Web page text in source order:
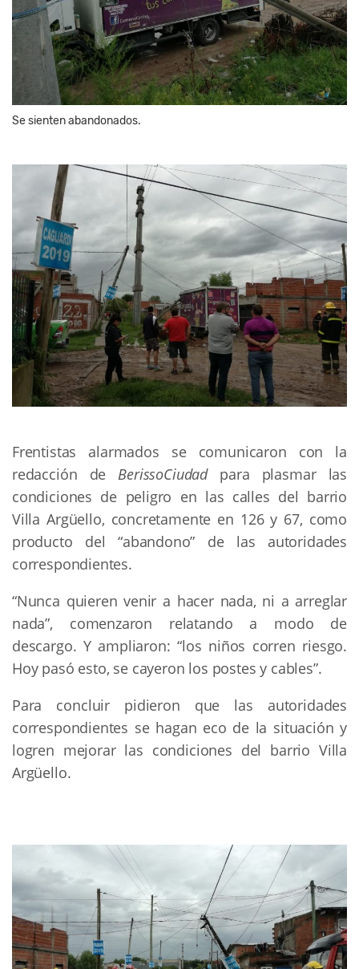
Se sienten abandonados.
Frentistas alarmados se comunicaron con la
redacción de BerissoCiudadpara plasmar las
condiciones de peligro en las calles del barrio
Villa Argüello, concretamente en 126 y 67, como
producto del “abandono” de las autoridades
correspondientes.
“Nunca quieren venir a hacer nada, ni a arreglar
nada”, comenzaron relatando a modo de
descargo. Y ampliaron: “los niños corren riesgo.
Hoy pasó esto, se cayeron los postes y cables”.
Para concluir pidieron que las autoridades
correspondientes se hagan eco de la situación y
logren mejorar las condiciones del barrio Villa
Argüello.